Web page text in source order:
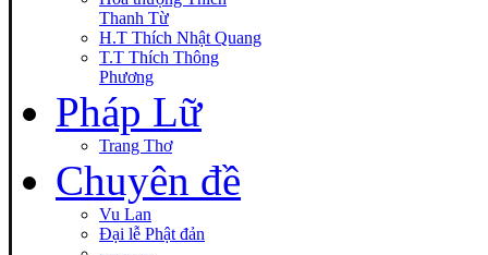
Thanh Từ
H.T Thích Nhật Quang
T.T Thích Thông
Phương
Pháp Lữ
Trang Thơ
Chuyên đề
Vu Lan
Đại lễ Phật đản